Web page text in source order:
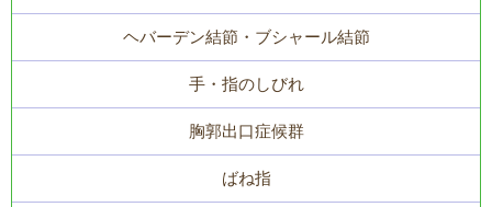
ヘバーデン結節・ブシャール結節
手・指のしびれ
胸郭出口症候群
ばね指